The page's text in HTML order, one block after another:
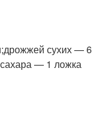
сухих — 6
— 1 ложка